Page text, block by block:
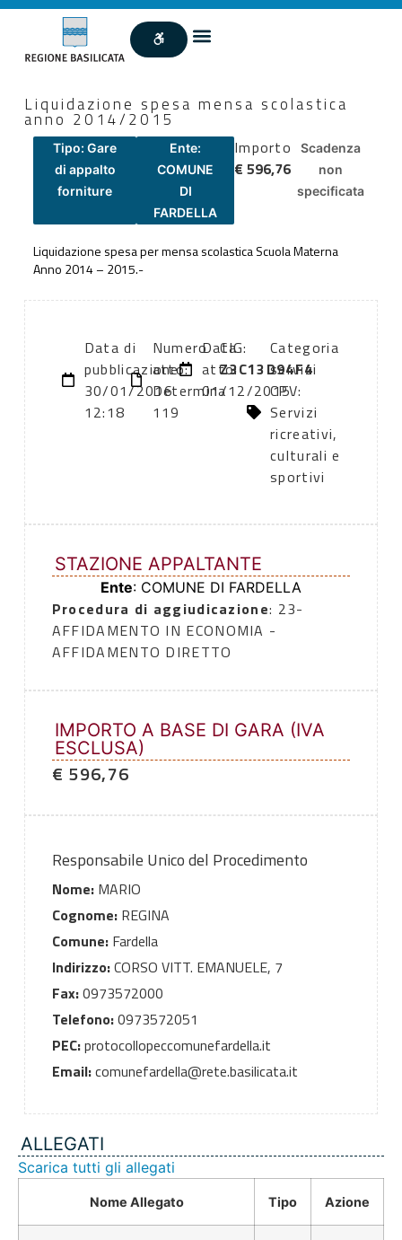
Liquidazione spesa mensa scolastica
anno 2014/2015
Tipo: Gare
di appalto
forniture
Ente:
COMUNE
DI
FARDELLA
Importo
€ 596,76
Scadenza
non
specificata
Liquidazione spesa per mensa scolastica Scuola Materna
Anno 2014 – 2015.-
Data di
pubblicazione:
30/01/2016
12:18
Numero
atto:
Determina
119
Data
atto:
01/12/2015
CIG:
Z3C13D94F4
Categoria
servizi
CPV:
Servizi
ricreativi,
culturali e
sportivi
STAZIONE APPALTANTE
Ente: COMUNE DI FARDELLA
Procedura di aggiudicazione: 23-
AFFIDAMENTO IN ECONOMIA -
AFFIDAMENTO DIRETTO
IMPORTO A BASE DI GARA (IVA
ESCLUSA)
€ 596,76
Responsabile Unico del Procedimento
Nome:MARIO
Cognome:REGINA
Comune:Fardella
Indirizzo:CORSO VITT. EMANUELE, 7
Fax:0973572000
Telefono:0973572051
PEC:protocollopeccomunefardella.it
Email:comunefardella@rete.basilicata.it
ALLEGATI
Scarica tutti gli allegati
Nome Allegato Tipo Azione